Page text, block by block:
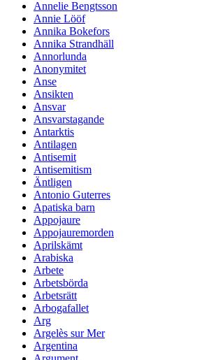
Annelie Bengtsson
Annie Lööf
Annika Bokefors
Annika Strandhäll
Annorlunda
Anonymitet
Anse
Ansikten
Ansvar
Ansvarstagande
Antarktis
Antilagen
Antisemit
Antisemitism
Äntligen
Antonio Guterres
Apatiska barn
Appojaure
Appojauremorden
Aprilskämt
Arabiska
Arbete
Arbetsbörda
Arbetsrätt
Arbogafallet
Arg
Argelès sur Mer
Argentina